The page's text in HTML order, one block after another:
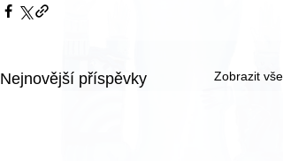
Nejnovější příspěvky Zobrazit vše